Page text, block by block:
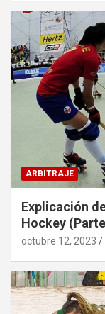
ARBITRAJE
Explicación
Hockey
octubre 12, 2023